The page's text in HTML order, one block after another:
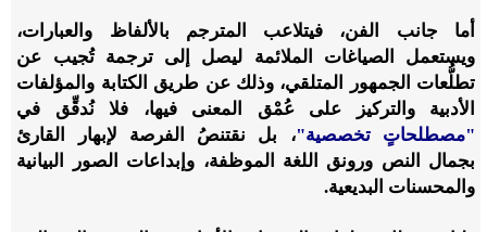
أما جانب الفن، فيتلاعب المترجم بالألفاظ والعبارات،
ويستعمل الصياغات الملائمة ليصل إلى ترجمة تُجيب عن
تطلُّعات الجمهور المتلقي، وذلك عن طريق الكتابة والمؤلفات
الأدبية والتركيز على عُمْق المعنى فيها، فلا نُدقِّق في
"مصطلحاتٍ تخصصية"، بل نقتنصُ الفرصة لإبهار القارئ
بجمال النص ورونق اللغة الموظفة، وإبداعات الصور البيانية
والمحسنات البديعية.